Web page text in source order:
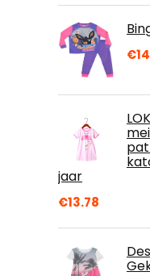
€
jaar
€13.78